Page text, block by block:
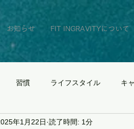
お知らせ FIT INGRAVITYについて
習慣 ライフスタイル キ
年1月22日 読了時間: 1分